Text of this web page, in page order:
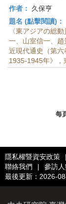
作者：
久保亨
題名 (點擊閱讀)：
〈東アジアの総
一、山室信一、
近現代通史（第六
1935-1945年》，
每
隱私權暨資安政策 |
聯絡我們
| 參訪
最後更新：2026-